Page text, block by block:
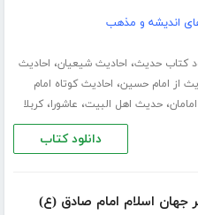
اندیشه و مذهب
کتاب حدیث، احادیث شیعیان، احادیث
از امام حسین، احادیث کوتاه امام
،حدیث اهل البیت، عاشورا،کربلا
دانلود کتاب
جهان اسلام امام صادق (ع)